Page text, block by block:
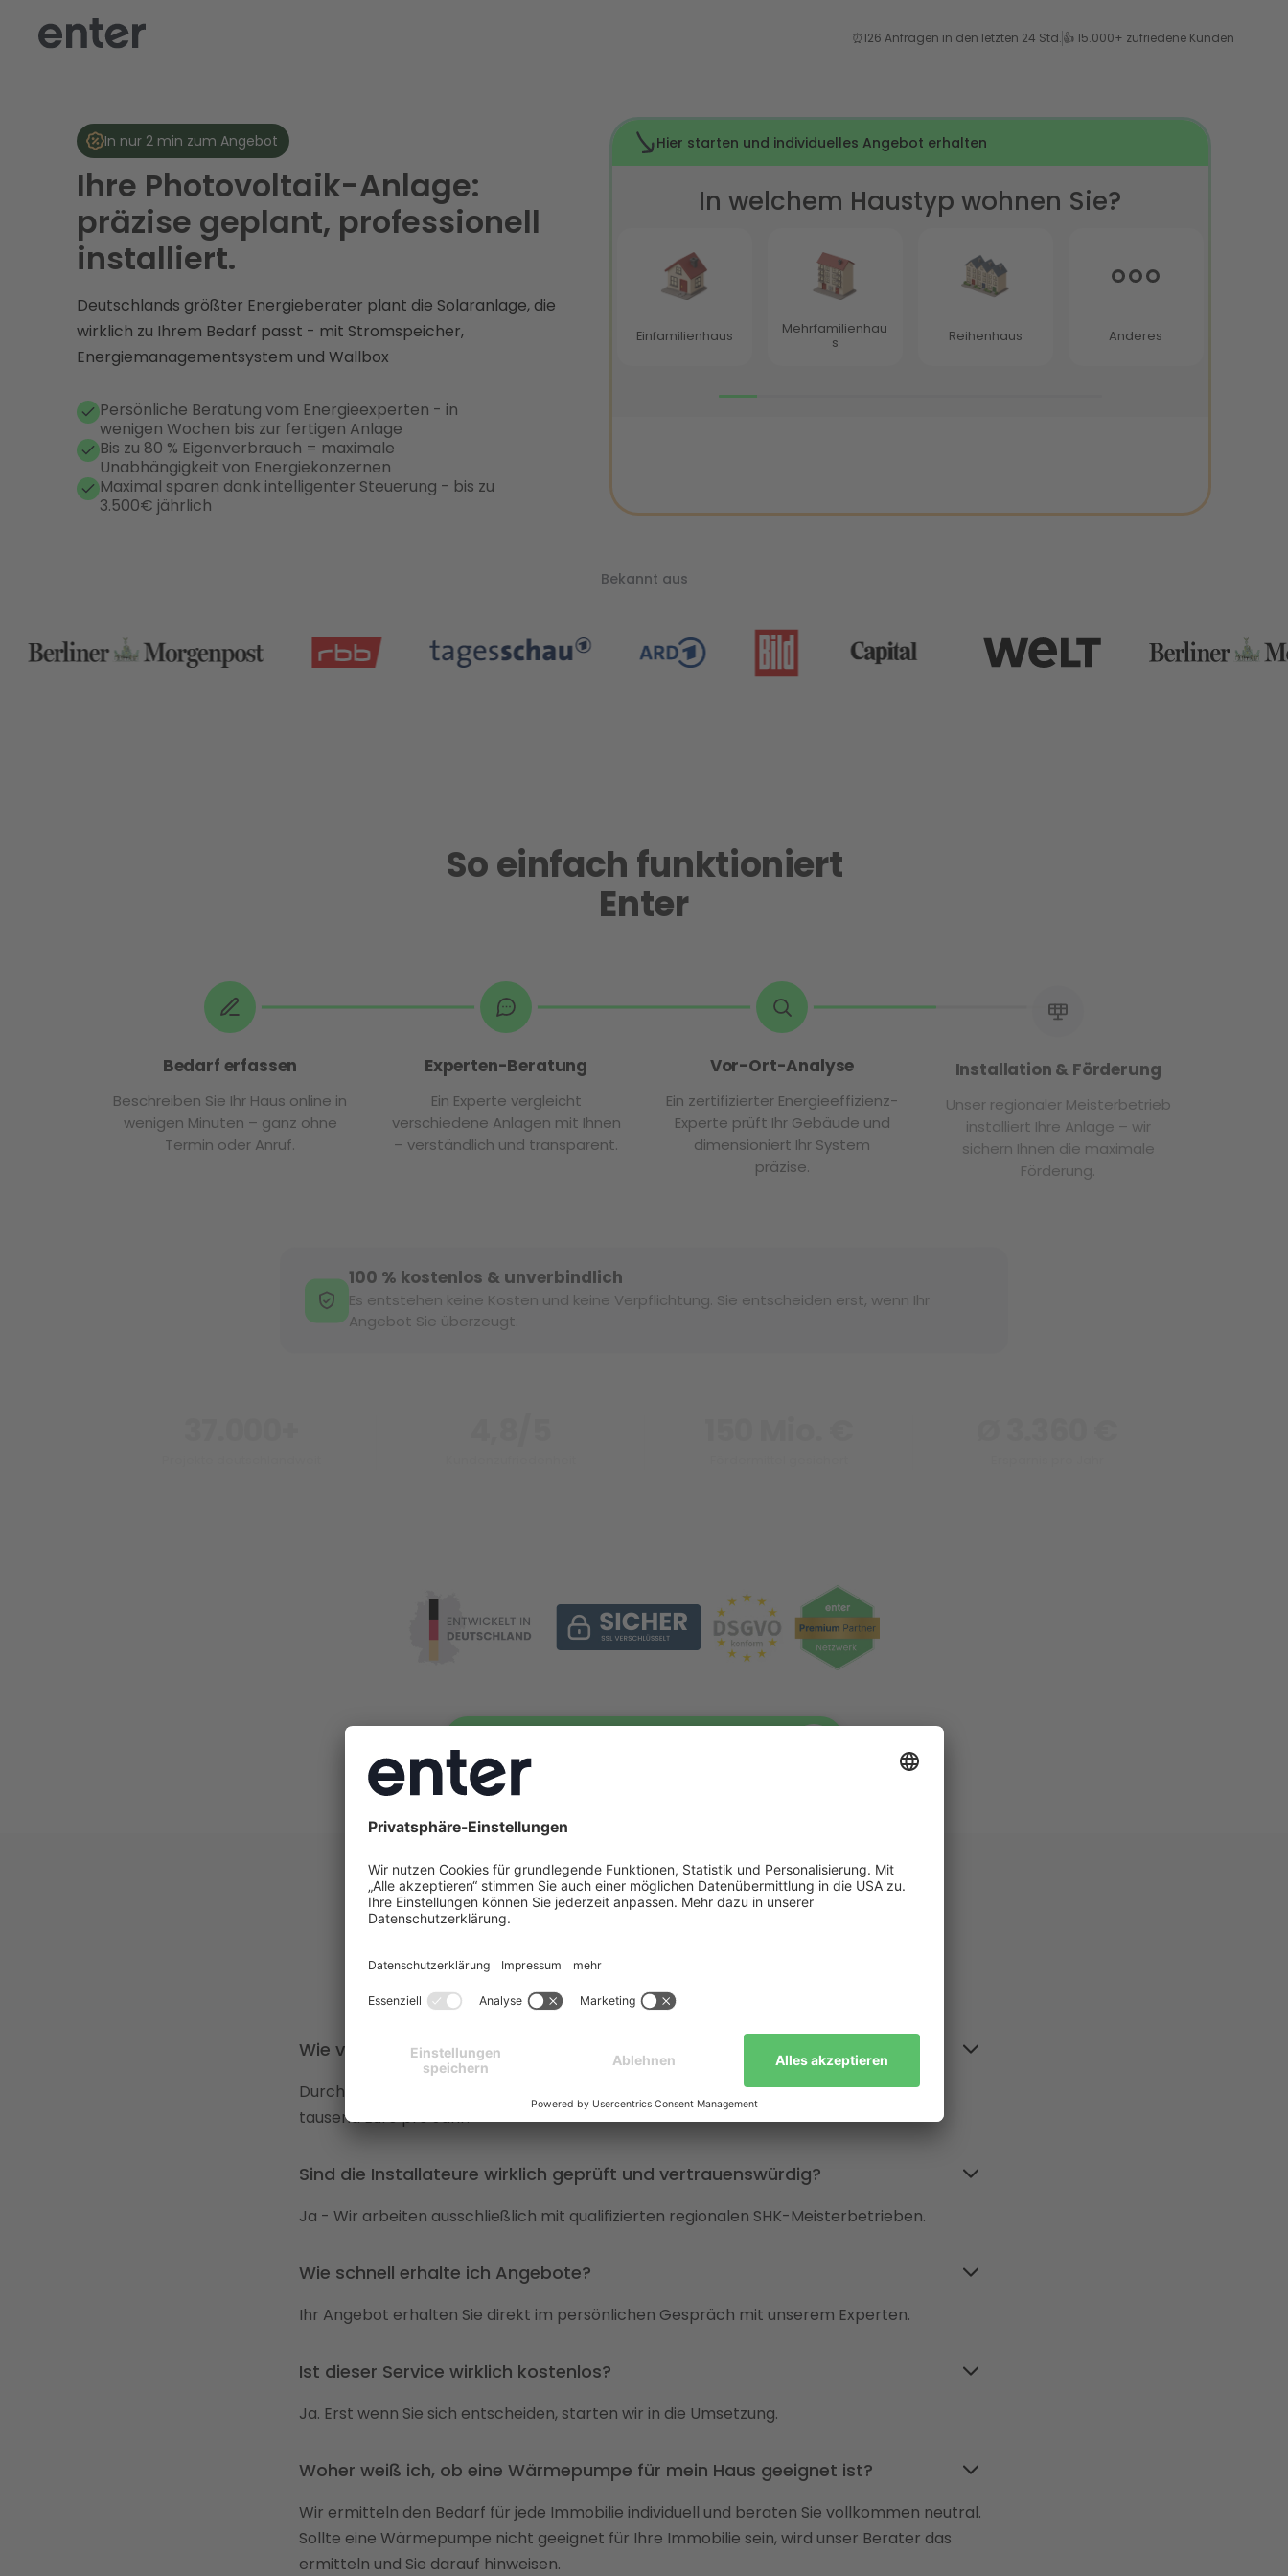
⏰126 Anfragen in den letzten 24 Std.👍 15.000+ zufriedene Kunden
In nur 2 min zum Angebot
Ihre Photovoltaik-Anlage:
präzise geplant, professionell
installiert.
Deutschlands größter Energieberater plant die Solaranlage, die
wirklich zu Ihrem Bedarf passt - mit Stromspeicher,
Energiemanagementsystem und Wallbox
Persönliche Beratung vom Energieexperten - in
wenigen Wochen bis zur fertigen Anlage
Bis zu 80 % Eigenverbrauch = maximale
Unabhängigkeit von Energiekonzernen
Maximal sparen dank intelligenter Steuerung - bis zu
3.500€ jährlich
Bekannt aus
So einfach funktioniert
Enter
Bedarf erfassen
Beschreiben Sie Ihr Haus online in
wenigen Minuten – ganz ohne
Termin oder Anruf.
Experten-Beratung
Ein Experte vergleicht
verschiedene Anlagen mit Ihnen
– verständlich und transparent.
Vor-Ort-Analyse
Ein zertifizierter Energieeffizienz-
Experte prüft Ihr Gebäude und
dimensioniert Ihr System
präzise.
Installation & Förderung
Unser regionaler Meisterbetrieb
installiert Ihre Anlage – wir
sichern Ihnen die maximale
Förderung.
100 % kostenlos & unverbindlich
Es entstehen keine Kosten und keine Verpflichtung. Sie entscheiden erst, wenn Ihr
Angebot Sie überzeugt.
Häufig gestellte Fragen
Wie viel kann ich durch den Enter Angebotsvergleich wirklich sparen?
Durch präzise Dimensionierung und intelligente Steuerung durchschnittlich mehrere
tausend Euro pro Jahr.
Sind die Installateure wirklich geprüft und vertrauenswürdig?
Ja - Wir arbeiten ausschließlich mit qualifizierten regionalen SHK-Meisterbetrieben.
Wie schnell erhalte ich Angebote?
Ihr Angebot erhalten Sie direkt im persönlichen Gespräch mit unserem Experten.
Ist dieser Service wirklich kostenlos?
Ja. Erst wenn Sie sich entscheiden, starten wir in die Umsetzung.
Woher weiß ich, ob eine Wärmepumpe für mein Haus geeignet ist?
Wir ermitteln den Bedarf für jede Immobilie individuell und beraten Sie vollkommen neutral.
Sollte eine Wärmepumpe nicht geeignet für Ihre Immobilie sein, wird unser Berater das
ermitteln und Sie darauf hinweisen.